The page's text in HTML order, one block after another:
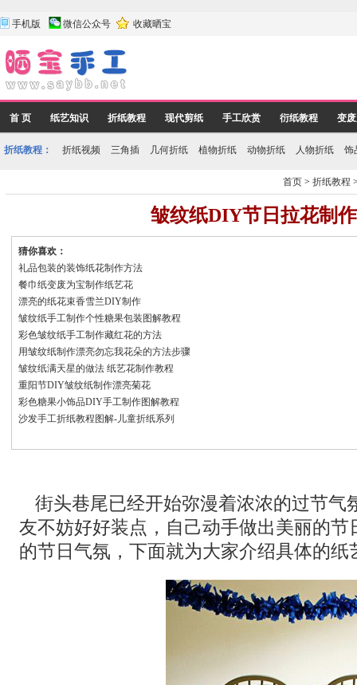
手机版 微信公众号 收藏晒宝
首 页 纸艺知识 折纸教程 现代剪纸 手工欣赏 衍纸教程 变
折纸教程： 折纸视频 三角插 几何折纸 植物折纸 动物折纸 人物折纸 饰
首页 >折纸教程
皱纹纸DIY节日拉花制
猜你喜欢：
礼品包装的装饰纸花制作方法
餐巾纸变废为宝制作纸艺花
漂亮的纸花束香雪兰DIY制作
皱纹纸手工制作个性糖果包装图解教程
彩色皱纹纸手工制作藏红花的方法
用皱纹纸制作漂亮勿忘我花朵的方法步骤
皱纹纸满天星的做法 纸艺花制作教程
重阳节DIY皱纹纸制作漂亮菊花
彩色糖果小饰品DIY手工制作图解教程
沙发手工折纸教程图解-儿童折纸系列
街头巷尾已经开始弥漫着浓浓的过节气
友不妨好好装点，自己动手做出美丽的节
的节日气氛，下面就为大家介绍具体的纸